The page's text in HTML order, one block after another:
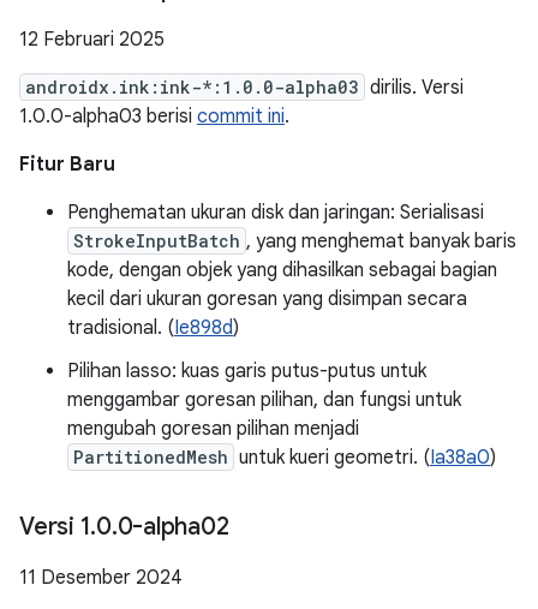
12 Februari 2025
androidx.ink:ink-*:1.0.0-alpha03 dirilis. Versi
1.0.0-alpha03 berisi commit ini.
Fitur Baru
Penghematan ukuran disk dan jaringan: Serialisasi
StrokeInputBatch , yang menghemat banyak baris
kode, dengan objek yang dihasilkan sebagai bagian
kecil dari ukuran goresan yang disimpan secara
tradisional. (Ie898d)
Pilihan lasso: kuas garis putus-putus untuk
menggambar goresan pilihan, dan fungsi untuk
mengubah goresan pilihan menjadi
PartitionedMesh untuk kueri geometri. (Ia38a0)
Versi 1.0.0-alpha02
11 Desember 2024